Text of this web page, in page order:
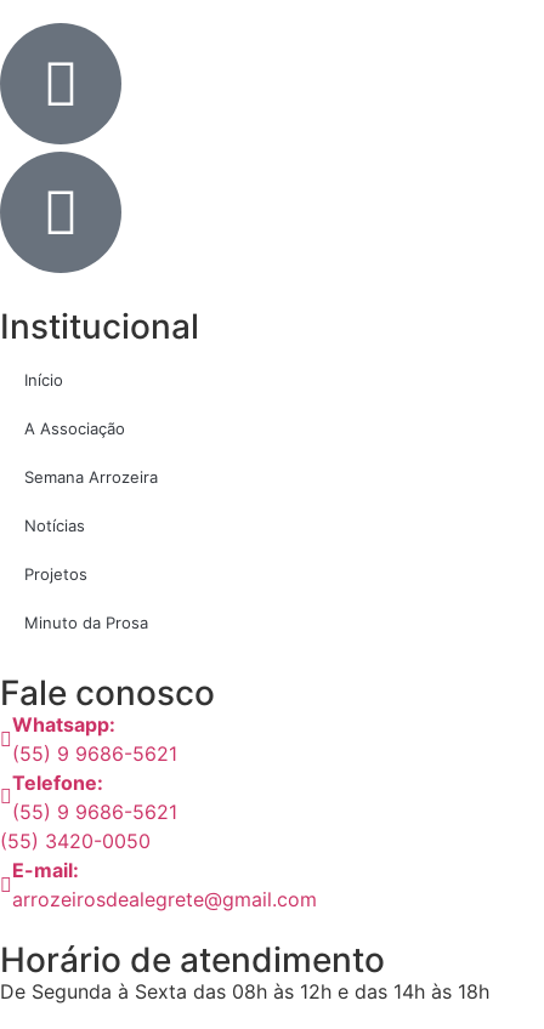
Institucional
Início
A Associação
Semana Arrozeira
Notícias
Projetos
Minuto da Prosa
Fale conosco
Whatsapp:
(55) 9 9686-5621
Telefone:
(55) 9 9686-5621
(55) 3420-0050
E-mail:
arrozeirosdealegrete@gmail.com
Horário de atendimento
De Segunda à Sexta das 08h às 12h e das 14h às 18h